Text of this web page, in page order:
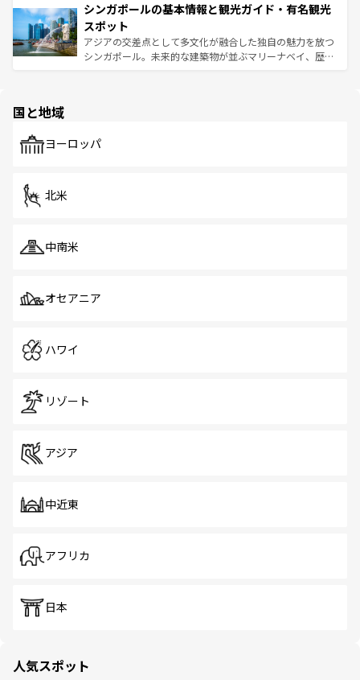
参照してほしい。
激する。気候は一年中温暖で、どの季節にも異なる楽しみ
が待っている。親しみやすいタイの人々、仏教を中心とし
た文化、そして多様な観光資源が、訪れる旅人を魅了し続
ける。 なお、新着のタイ情報はコンテンツ一覧を参照して
み、どこを訪れても感動するはず。観光スポットが密集し
ており、効率よく見どころを回れるのも魅力。息をのむよ
うな絶景から文化的な体験まで、香港を存分に楽しみ尽く
そう。 なお、新着の香港情報はコンテンツ一覧を参照して
シンガポールの基本情報と観光ガイド・有名観光
スポット
アジアの交差点として多文化が融合した独自の魅力を放つ
シンガポール。未来的な建築物が並ぶマリーナベイ、歴史
で、ホーカーズは地元の風情を楽しめる外せないスポット
国と地域
ヨーロッパ
北米
中南米
オセアニア
ハワイ
リゾート
アジア
中近東
アフリカ
日本
人気スポット